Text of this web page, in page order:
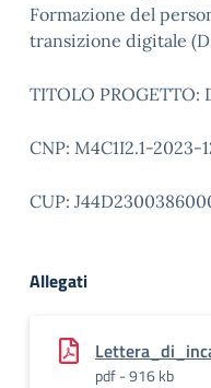
Formazione del
transizione digitale
TITOLO PROGETTO:
CNP: M4C1I2.1-2023-
CUP:
Allegati
pdf - 916 kb